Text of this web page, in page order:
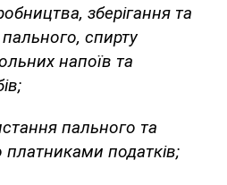
зберігання та
спирту
напоїв та
пального та
платниками податків;